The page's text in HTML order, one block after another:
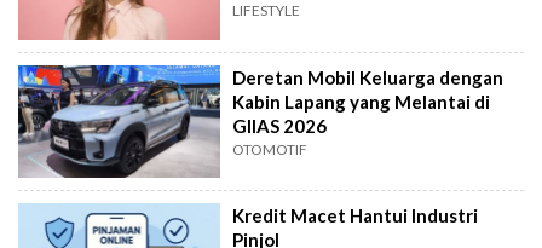
LIFESTYLE
Deretan Mobil Keluarga dengan
Kabin Lapang yang Melantai di
GIIAS 2026
OTOMOTIF
Kredit Macet Hantui Industri
Pinjol